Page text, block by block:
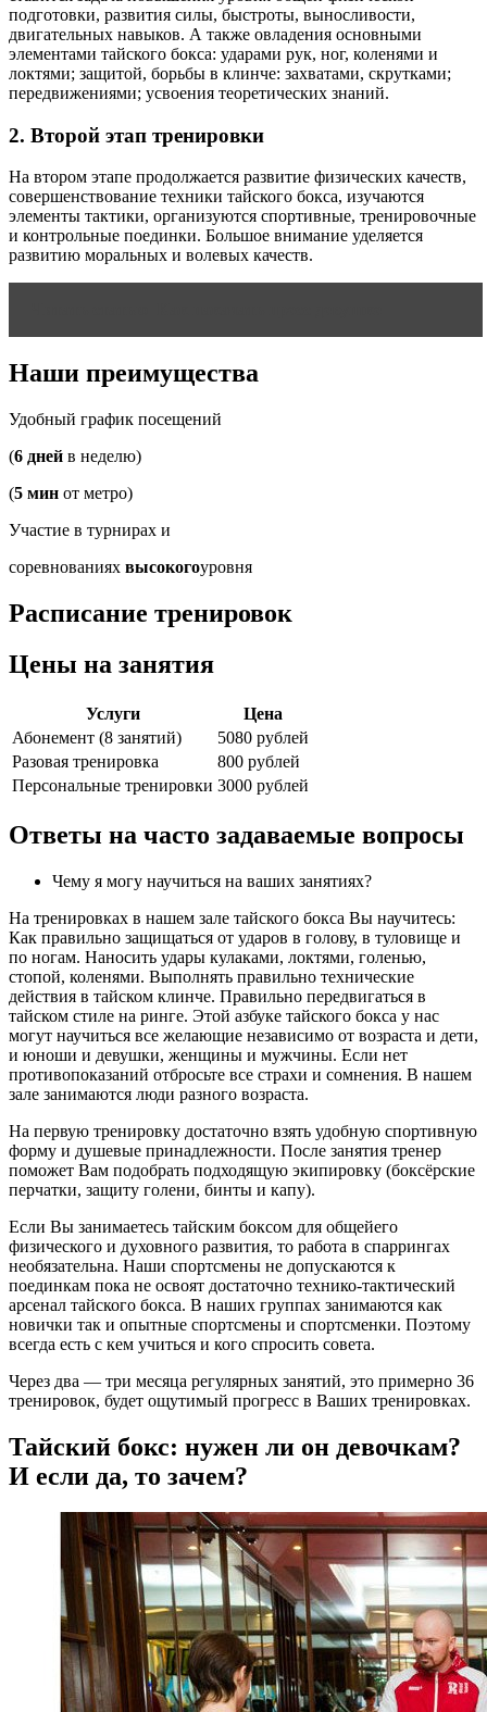
подготовки, развития силы, быстроты, выносливости,
двигательных навыков. А также овладения основными
элементами тайского бокса: ударами рук, ног, коленями и
локтями; защитой, борьбы в клинче: захватами, скрутками;
передвижениями; усвоения теоретических знаний.
2. Второй этап тренировки
На втором этапе продолжается развитие физических качеств,
совершенствование техники тайского бокса, изучаются
элементы тактики, организуются спортивные, тренировочные
и контрольные поединки. Большое внимание уделяется
развитию моральных и волевых качеств.
Наши преимущества
Удобный график посещений
(6 дней в неделю)
(5 мин от метро)
Участие в турнирах и
соревнованиях высокогоуровня
Расписание тренировок
Цены на занятия
Услуги
Цена
Абонемент (8 занятий)
5080 рублей
Разовая тренировка
800 рублей
Персональные тренировки 3000 рублей
Ответы на часто задаваемые вопросы
Чему я могу научиться на ваших занятиях?
На тренировках в нашем зале тайского бокса Вы научитесь:
Как правильно защищаться от ударов в голову, в туловище и
по ногам. Наносить удары кулаками, локтями, голенью,
стопой, коленями. Выполнять правильно технические
действия в тайском клинче. Правильно передвигаться в
тайском стиле на ринге. Этой азбуке тайского бокса у нас
могут научиться все желающие независимо от возраста и дети,
и юноши и девушки, женщины и мужчины. Если нет
противопоказаний отбросьте все страхи и сомнения. В нашем
зале занимаются люди разного возраста.
На первую тренировку достаточно взять удобную спортивную
форму и душевые принадлежности. После занятия тренер
поможет Вам подобрать подходящую экипировку (боксёрские
перчатки, защиту голени, бинты и капу).
Если Вы занимаетесь тайским боксом для общейего
физического и духовного развития, то работа в спаррингах
необязательна. Наши спортсмены не допускаются к
поединкам пока не освоят достаточно технико-тактический
арсенал тайского бокса. В наших группах занимаются как
новички так и опытные спортсмены и спортсменки. Поэтому
всегда есть с кем учиться и кого спросить совета.
Через два — три месяца регулярных занятий, это примерно 36
тренировок, будет ощутимый прогресс в Ваших тренировках.
Тайский бокс: нужен ли он девочкам?
И если да, то зачем?